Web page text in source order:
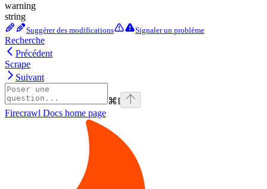
warning
string
Suggérer des modifications Signaler un problème
Recherche
Précédent
Scrape
Suivant
⌘I
Firecrawl Docs home page